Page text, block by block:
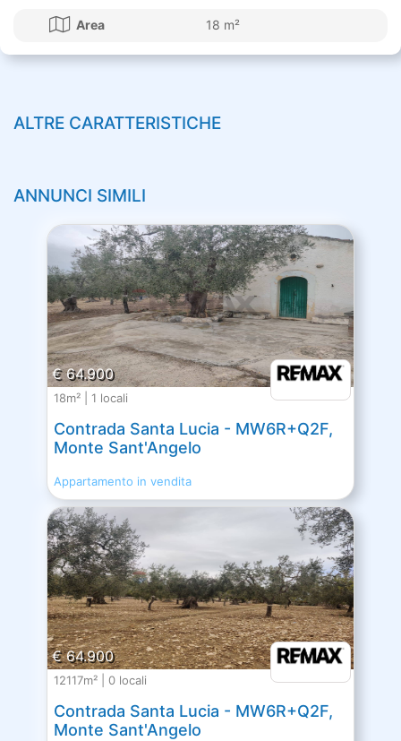
Area 18 m²
ALTRE CARATTERISTICHE
ANNUNCI SIMILI
€ 64.900
18m² | 1 locali
Contrada Santa Lucia - MW6R+Q2F,
Monte Sant'Angelo
Appartamento in vendita
€ 64.900
12117m² | 0 locali
Contrada Santa Lucia - MW6R+Q2F,
Monte Sant'Angelo